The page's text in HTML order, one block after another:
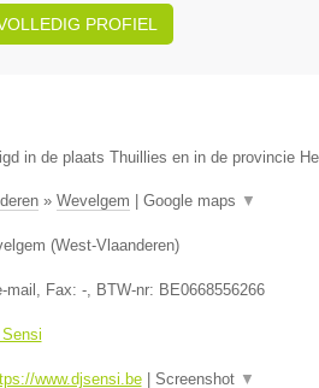
PROFIEL
in de plaats Thuillies en in de provincie
» Wevelgem Google maps ▼
(West-Vlaanderen)
mail , Fax: -, BTW-nr: BE0668556266
Sensi
www.djsensi.be| Screenshot ▼